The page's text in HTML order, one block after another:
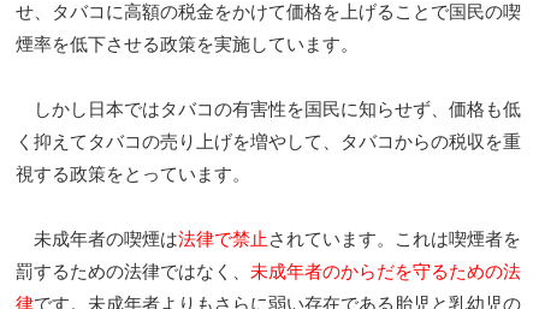
せ、タバコに高額の税金をかけて価格を上げることで国民の喫
煙率を低下させる政策を実施しています。
しかし日本ではタバコの有害性を国民に知らせず、価格も低
く抑えてタバコの売り上げを増やして、タバコからの税収を重
視する政策をとっています。
未成年者の喫煙は法律で禁止 されています。これは喫煙者を
罰するための法律ではなく、未成年者のからだを守るための法
律です。未成年者よりもさらに弱い存在である胎児と乳幼児の